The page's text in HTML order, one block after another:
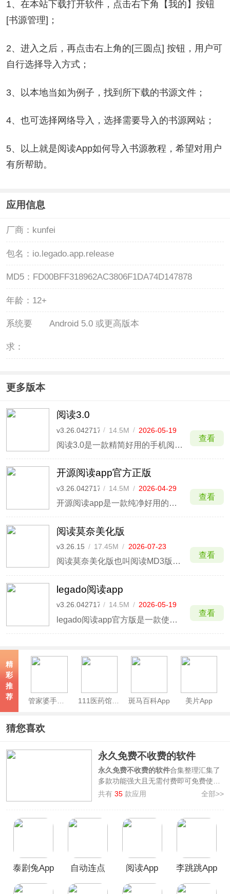
1、在本站下载打开软件，点击右下角【我的】按钮
[书源管理]；
2、进入之后，再点击右上角的[三圆点] 按钮，用户可
自行选择导入方式；
3、以本地当如为例子，找到所下载的书源文件；
4、也可选择网络导入，选择需要导入的书源网站；
5、以上就是阅读App如何导入书源教程，希望对用户
有所帮助。
应用信息
厂商： kunfei
包名： io.legado.app.release
MD5： FD00BFF318962AC3806F1DA74D147878
年龄： 12+
系统要
求：
Android 5.0 或更高版本
更多版本
阅读3.0
v3.26.042717 / 14.5M / 2026-05-19
阅读3.0是一款精简好用的手机阅读软件，专为广大喜欢看小说的用户量身设计。该软件界面简洁美观，功能十分强大，能够为用户提供丰富的小说资源，致力于带给用户舒适的阅读体验。
查看
开源阅读app官方正版
v3.26.042717 / 14.5M / 2026-04-29
开源阅读app是一款纯净好用的小说阅读器，在这里有着精选1000万本图书资源,让你不再书荒，每一本上架了的小说全部都是经过了授权的正版书籍,每个章节都是进过了校核的,更不会有错别字，各种精彩的章节全部都能够获取,还有很多小说的番外也能在平台阅读,很多隐藏彩蛋都有解读。
查看
阅读莫奈美化版
v3.26.15 / 17.45M / 2026-07-23
阅读莫奈美化版也叫阅读MD3版，是基于《开源阅读》进行美化重构的一款阅读器软件，采用谷歌最新的Material Design 3设计语言对界面进行了全面重制，提供独具特色的动态取色功能，会自动从你的手机壁纸中提取主题色，让整个软件的配色随壁纸变化！
查看
legado阅读app
v3.26.042717 / 14.5M / 2026-05-19
legado阅读app官方版是一款使用Kotlin全新开发的开源阅读器，它支持一键导入数千个小说书源、多种电子书格式，其中就包括EPUB、MOBI、AZW3、TXT等格式。
查看
精
彩
推
荐
管家婆手机版 111医药馆App 斑马百科App 美片App
猜您喜欢
永久免费不收费的软件
永久免费不收费的软件合集整理汇集了
多款功能强大且无需付费即可免费使用
的软件，并提供一站式下载服务，旨在
永久免费不收费的软件大全包含有
笔趣
视、工具等多方面，这些应用都是经过
我们严格筛选，不仅确保他们永久免
的宝藏APP，快来下载使用吧！
共有35 款应用 全部>>
泰剧兔App
自动连点
阅读App
李跳跳App